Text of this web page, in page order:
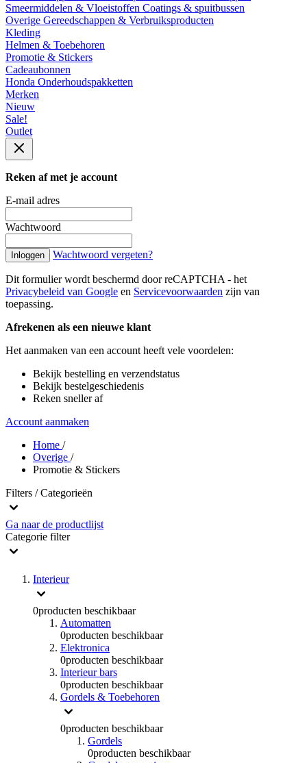
Smeermiddelen & Vloeistoffen Coatings & spuitbussen
Overige Gereedschappen & Verbruiksproducten
Kleding
Helmen & Toebehoren
Promotie & Stickers
Cadeaubonnen
Honda Onderhoudspakketten
Merken
Nieuw
Sale!
Outlet
Reken af met je account
E-mail adres
Wachtwoord
Inloggen Wachtwoord vergeten?
Dit formulier wordt beschermd door reCAPTCHA - het
Privacybeleid van Google en Servicevoorwaarden zijn van
toepassing.
Afrekenen als een nieuwe klant
Het aanmaken van een account heeft vele voordelen:
Bekijk bestelling en verzendstatus
Bekijk bestelgeschiedenis
Reken sneller af
Account aanmaken
Home /
Overige /
Promotie & Stickers
Filters / Categorieën
Ga naar de productlijst
Categorie filter
Interieur
0producten beschikbaar
Automatten
0producten beschikbaar
Elektronica
0producten beschikbaar
Interieur bars
0producten beschikbaar
Gordels & Toebehoren
0producten beschikbaar
Gordels
0producten beschikbaar